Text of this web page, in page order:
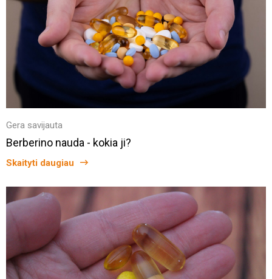
Gera savijauta
Berberino nauda - kokia ji?
Skaityti daugiau